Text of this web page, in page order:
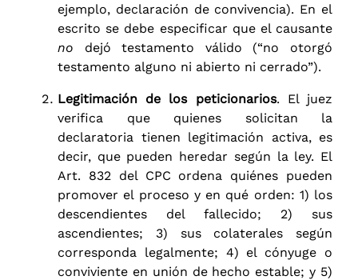
ejemplo, declaración de convivencia). En el
escrito se debe especificar que el causante
no dejó testamento válido (“no otorgó
testamento alguno ni abierto ni cerrado”).
Legitimación de los peticionarios. El juez
verifica que quienes solicitan la
declaratoria tienen legitimación activa, es
decir, que pueden heredar según la ley. El
Art. 832 del CPC ordena quiénes pueden
promover el proceso y en qué orden: 1) los
descendientes del fallecido; 2) sus
ascendientes; 3) sus colaterales según
corresponda legalmente; 4) el cónyuge o
conviviente en unión de hecho estable; y 5)